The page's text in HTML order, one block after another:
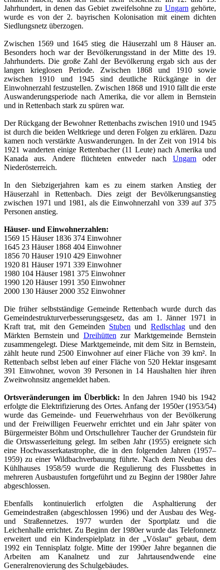
Jahrhundert, in denen das Gebiet zweifelsohne zu Ungarn gehörte,
wurde es von der 2. bayrischen Kolonisation mit einem dichten
Siedlungsnetz überzogen.
Zwischen 1569 und 1645 stieg die Häuserzahl um 8 Häuser an.
Besonders hoch war der Bevölkerungsstand in der Mitte des 19.
Jahrhunderts. Die große Zahl der Bevölkerung ergab sich aus der
langen krieglosen Periode. Zwischen 1868 und 1910 sowie
zwischen 1910 und 1945 sind deutliche Rückgänge in der
Einwohnerzahl festzustellen. Zwischen 1868 und 1910 fällt die erste
Auswanderungsperiode nach Amerika, die vor allem in Bernstein
und in Rettenbach stark zu spüren war.
Der Rückgang der Bewohner Rettenbachs zwischen 1910 und 1945
ist durch die beiden Weltkriege und deren Folgen zu erklären. Dazu
kamen noch verstärkte Auswanderungen. In der Zeit von 1914 bis
1921 wanderten einige Rettenbacher (11 Leute) nach Amerika und
Kanada aus. Andere flüchteten entweder nach Ungarn oder
Niederösterreich.
In den Siebzigerjahren kam es zu einem starken Anstieg der
Häuserzahl in Rettenbach. Dies zeigt der Bevölkerungsanstieg
zwischen 1971 und 1981, als die Einwohnerzahl von 339 auf 375
Personen anstieg.
Häuser- und Einwohnerzahlen:
1569 15 Häuser 1836 374 Einwohner
1645 23 Häuser 1868 404 Einwohner
1856 70 Häuser 1910 429 Einwohner
1920 81 Häuser 1971 339 Einwohner
1980 104 Häuser 1981 375 Einwohner
1990 120 Häuser 1991 350 Einwohner
2000 130 Häuser 2000 352 Einwohner
Die früher selbstständige Gemeinde Rettenbach wurde durch das
Gemeindestrukturverbesserungsgesetz, das am 1. Jänner 1971 in
Kraft trat, mit den Gemeinden Stuben und Redlschlagund den
Märkten Bernstein und Dreihütten zur Marktgemeinde Bernstein
zusammengelegt. Diese Marktgemeinde, mit dem Sitz in Bernstein,
zählt heute rund 2500 Einwohner auf einer Fläche von 39 km². In
Rettenbach selbst leben auf einer Fläche von 520 Hektar insgesamt
391 Einwohner, wovon 39 Personen in 14 Haushalten hier ihren
Zweitwohnsitz angemeldet haben.
Ortsveränderungen im Überblick: In den Jahren 1940 bis 1942
erfolgte die Elektrifizierung des Ortes. Anfang der 1950er (1953/54)
wurde das Gemeinde- und Feuerwehrhaus von der Bevölkerung
und der Freiwilligen Feuerwehr errichtet und ein Jahr später von
Bürgermeister Böhm und Ortschullehrer Taucher der Grundstein für
die Ortswasserleitung gelegt. Im selben Jahr (1955) ereignete sich
eine Hochwasserkatastrophe, die in den folgenden Jahren (1957–
1959) zu einer Wildbachverbauung führte. Nach dem Neubau des
Kühlhauses 1958/59 wurde die Regulierung des Flussbettes in
mehreren Ausbaustufen fortgeführt und zu Beginn der 1980er Jahre
abgeschlossen.
Ebenfalls kontinuierlich erfolgten die Asphaltierung der
Gemeindestraßen (abgeschlossen 1996) und der Ausbau des Weg-
und Straßennetzes. 1977 wurden der Sportplatz und die
Leichenhalle errichtet. Zu Beginn der 1980er wurde das Telefonnetz
erweitert und ein Kinderspielplatz in der „Vöslau“ gebaut, dem
1992 ein Tennisplatz folgte. Mitte der 1990er Jahre begannen die
Arbeiten am Kanalnetz und zur Jahrtausendwende eine
Generalrenovierung des Schulgebäudes.